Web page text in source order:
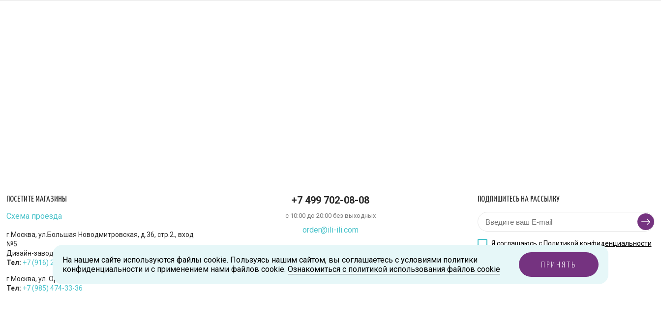
ПОСЕТИТЕ МАГАЗИНЫ
Схема проезда
г.Москва, ул.Большая Новодмитровская, д.36, стр.2., вход
№5
Дизайн-завод «FLACON»
Тел: +7 (916) 215-94-95
г.Москва, ул. Орджоникидзе, д.9, к.1
Тел: +7 (985) 474-33-36
+7 499 702-08-08
с 10:00 до 20:00 без выходных
order@ili-ili.com
ПОДПИШИТЕСЬ НА РАССЫЛКУ
Я соглашаюсь сПолитикой конфиденциальности
На нашем сайте используются файлы cookie. Пользуясь нашим сайтом, вы соглашаетесь с условиями политики
конфиденциальности и с применением нами файлов cookie. Ознакомиться с политикой использования файлов cookie ПРИНЯТЬ